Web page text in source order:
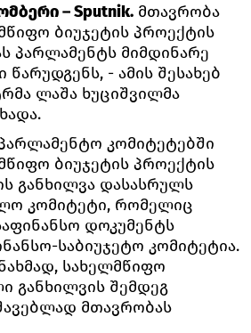
– Sputnik. მთავრობა
ბიუჯეტის პროექტის
პარლამენტს მიმდინარე
- ამის შესახებ
ლაშა ხუციშვილმა
კომიტეტებში
ბიუჯეტის პროექტის
განხილვა დასასრულს
კომიტეტი, რომელიც
დოკუმენტს
საბიუჯეტო კომიტეტია.
სახელმწიფო
განხილვის შემდეგ
მთავრობას